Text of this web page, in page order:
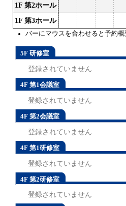
バーにマウスを合わせると予約
1F 第2ホール
1F 第3ホール
5F 研修室
登録されていません
4F 第1会議室
登録されていません
4F 第2会議室
登録されていません
4F 第1研修室
登録されていません
4F 第2研修室
登録されていません